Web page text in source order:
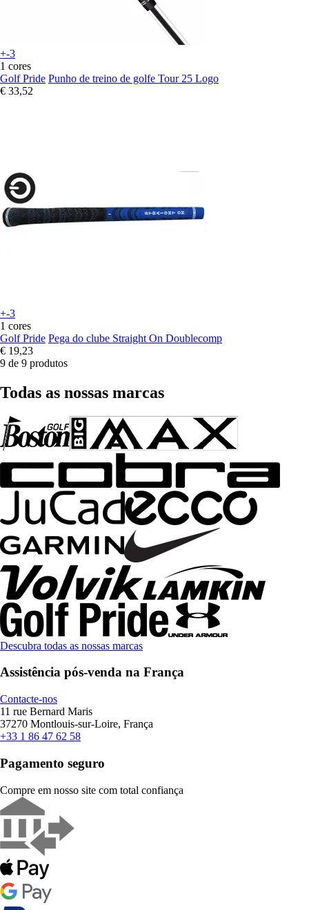
+-3
1 cores
Golf Pride Punho de treino de golfe Tour 25 Logo
€ 33,52
+-3
1 cores
Golf Pride Pega do clube Straight On Doublecomp
€ 19,23
9 de 9 produtos
Todas as nossas marcas
Descubra todas as nossas marcas
Assistência pós-venda na França
Contacte-nos
11 rue Bernard Maris
37270 Montlouis-sur-Loire, França
+33 1 86 47 62 58
Pagamento seguro
Compre em nosso site com total confiança